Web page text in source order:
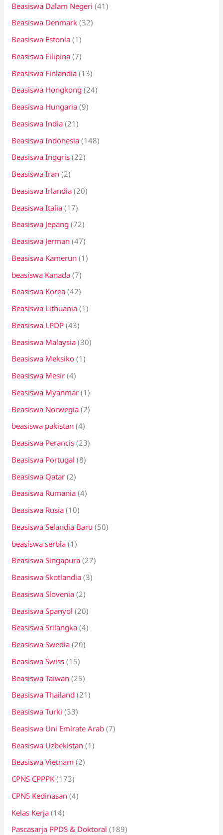
Beasiswa Dalam Negeri (41)
Beasiswa Denmark (32)
Beasiswa Estonia (1)
Beasiswa Filipina (7)
Beasiswa Finlandia (13)
Beasiswa Hongkong (24)
Beasiswa Hungaria (9)
Beasiswa India (21)
Beasiswa Indonesia (148)
Beasiswa Inggris (22)
Beasiswa Iran (2)
Beasiswa Irlandia (20)
Beasiswa Italia (17)
Beasiswa Jepang (72)
Beasiswa Jerman (47)
Beasiswa Kamerun (1)
beasiswa Kanada (7)
Beasiswa Korea (42)
Beasiswa Lithuania (1)
Beasiswa LPDP (43)
Beasiswa Malaysia (30)
Beasiswa Meksiko (1)
Beasiswa Mesir (4)
Beasiswa Myanmar (1)
Beasiswa Norwegia (2)
beasiswa pakistan (4)
Beasiswa Perancis (23)
Beasiswa Portugal (8)
Beasiswa Qatar (2)
Beasiswa Rumania (4)
Beasiswa Rusia (10)
Beasiswa Selandia Baru (50)
beasiswa serbia (1)
Beasiswa Singapura (27)
Beasiswa Skotlandia (3)
Beasiswa Slovenia (2)
Beasiswa Spanyol (20)
Beasiswa Srilangka (4)
Beasiswa Swedia (20)
Beasiswa Swiss (15)
Beasiswa Taiwan (25)
Beasiswa Thailand (21)
Beasiswa Turki (33)
Beasiswa Uni Emirate Arab (7)
Beasiswa Uzbekistan (1)
Beasiswa Vietnam (2)
CPNS CPPPK (173)
CPNS Kedinasan (4)
Kelas Kerja (14)
Pascasarja PPDS & Doktoral (189)